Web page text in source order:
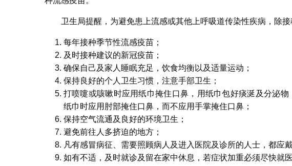
卫生局提醒，为避免患上流感或其他上呼吸道传染性疾病，除
每年接种季节性流感疫苗；
及时接种建议的新冠疫苗；
确保自己及家人睡眠充足，饮食均衡以及适量运动；
保持良好的个人卫生习惯，注意手部卫生；
打喷嚏或咳嗽时应用纸巾掩住口鼻，用纸巾包好痰涎及分泌
纸巾时应用肘部掩住口鼻，而不应用手掌掩住口鼻；
保持空气流通及良好的环境卫生；
避免前往人多挤迫的地方；
凡有感冒病征、需要照顾病人及进入医院及诊所的人士，都应
如有不适，及时就诊及留在家中休息，若症状加重必须尽快就医